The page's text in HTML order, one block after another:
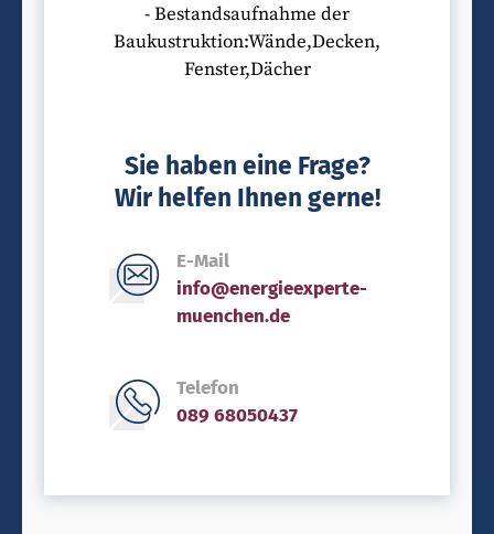
- Bestandsaufnahme der
Baukustruktion:Wände,Decken,
Fenster,Dächer
Sie haben eine Frage?
Wir helfen Ihnen gerne!
E-Mail
info@energieexperte-
muenchen.de
Telefon
089 68050437